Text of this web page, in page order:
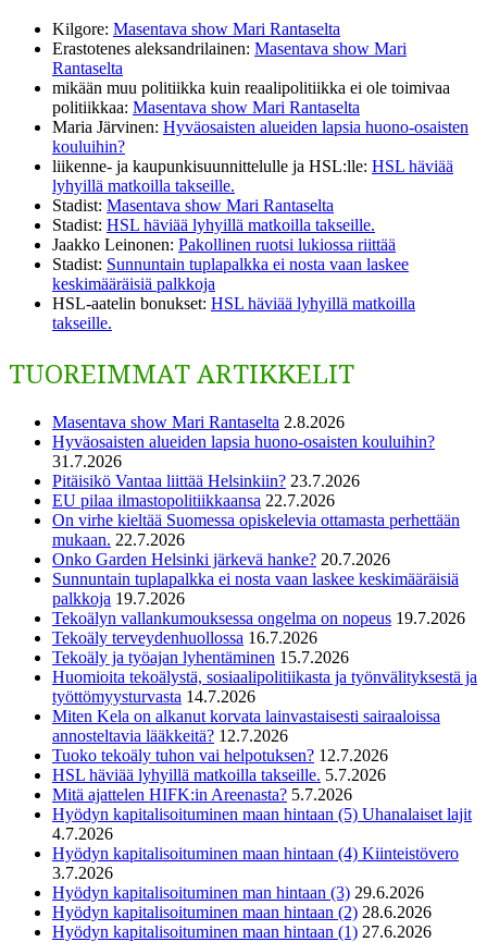
Kilgore: Masentava show Mari Rantaselta
Erastotenes aleksandrilainen: Masentava show Mari
Rantaselta
mikään muu politiikka kuin reaalipolitiikka ei ole toimivaa
politiikkaa: Masentava show Mari Rantaselta
Maria Järvinen: Hyväosaisten alueiden lapsia huono-osaisten
kouluihin?
liikenne- ja kaupunkisuunnittelulle ja HSL:lle: HSL häviää
lyhyillä matkoilla takseille.
Stadist: Masentava show Mari Rantaselta
Stadist: HSL häviää lyhyillä matkoilla takseille.
Jaakko Leinonen: Pakollinen ruotsi lukiossa riittää
Stadist: Sunnuntain tuplapalkka ei nosta vaan laskee
keskimääräisiä palkkoja
HSL-aatelin bonukset: HSL häviää lyhyillä matkoilla
takseille.
TUOREIMMAT ARTIKKELIT
Masentava show Mari Rantaselta 2.8.2026
Hyväosaisten alueiden lapsia huono-osaisten kouluihin?
31.7.2026
Pitäisikö Vantaa liittää Helsinkiin? 23.7.2026
EU pilaa ilmastopolitiikkaansa 22.7.2026
On virhe kieltää Suomessa opiskelevia ottamasta perhettään
mukaan. 22.7.2026
Onko Garden Helsinki järkevä hanke? 20.7.2026
Sunnuntain tuplapalkka ei nosta vaan laskee keskimääräisiä
palkkoja 19.7.2026
Tekoälyn vallankumouksessa ongelma on nopeus 19.7.2026
Tekoäly terveydenhuollossa 16.7.2026
Tekoäly ja työajan lyhentäminen 15.7.2026
Huomioita tekoälystä, sosiaalipolitiikasta ja työnvälityksestä ja
työttömyysturvasta 14.7.2026
Miten Kela on alkanut korvata lainvastaisesti sairaaloissa
annosteltavia lääkkeitä? 12.7.2026
Tuoko tekoäly tuhon vai helpotuksen? 12.7.2026
HSL häviää lyhyillä matkoilla takseille. 5.7.2026
Mitä ajattelen HIFK:in Areenasta? 5.7.2026
Hyödyn kapitalisoituminen maan hintaan (5) Uhanalaiset lajit
4.7.2026
Hyödyn kapitalisoituminen maan hintaan (4) Kiinteistövero
3.7.2026
Hyödyn kapitalisoituminen man hintaan (3) 29.6.2026
Hyödyn kapitalisoituminen maan hintaan (2) 28.6.2026
Hyödyn kapitalisoituminen maan hintaan (1) 27.6.2026